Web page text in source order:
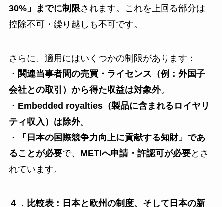
30%」までに制限されます。これを上回る部分は
控除不可・繰り越しも不可です。
さらに、適用にはいくつかの制限があります：
・ 関連当事者間の売買・ライセンス（例：外国子
会社との取引）から得た収益は対象外。
・ Embedded royalties（製品に含まれるロイヤリ
ティ収入）は除外。
・
「日本の国際競争力向上に貢献する知財」であ
ることが必要で、 METIへ申請・許認可が必要とさ
れています。
４．比較表：日本と欧州の制度、そして日本の新